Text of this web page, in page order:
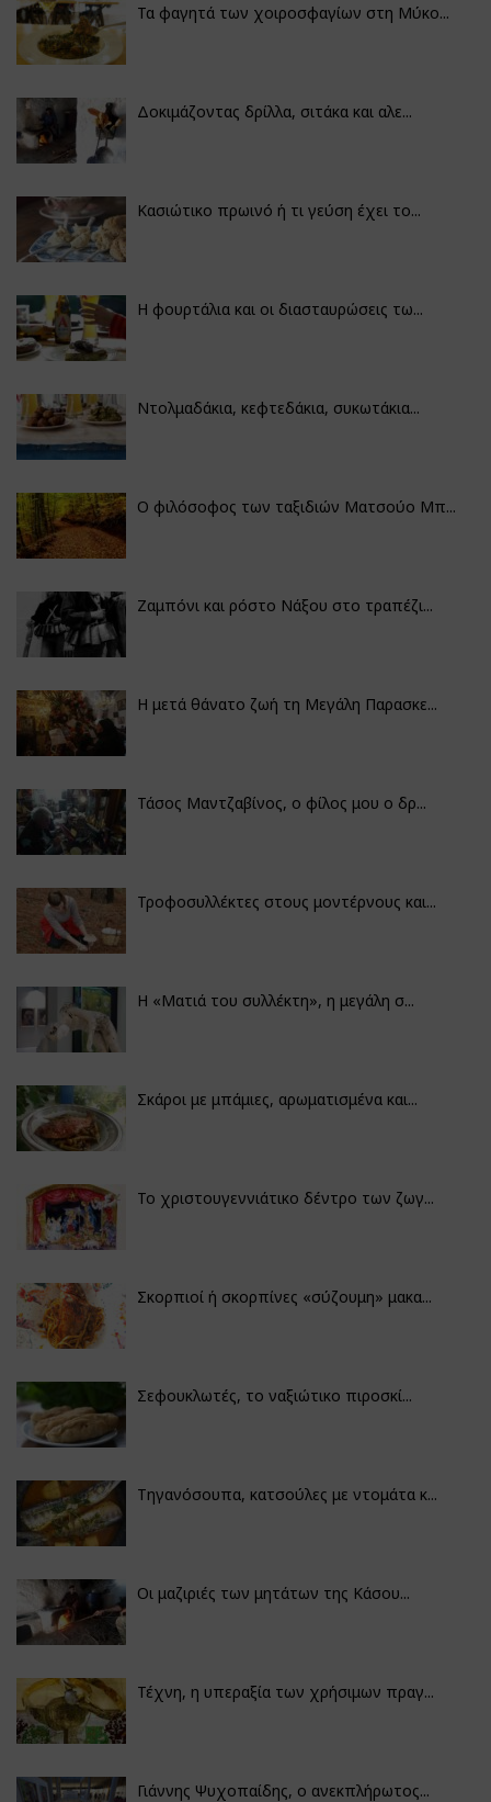
Τα φαγητά των χοιροσφαγίων στη Μύκο...
Δοκιμάζοντας δρίλλα, σιτάκα και αλε...
Κασιώτικο πρωινό ή τι γεύση έχει το...
Η φουρτάλια και οι διασταυρώσεις τω...
Ντολμαδάκια, κεφτεδάκια, συκωτάκια...
Ο φιλόσοφος των ταξιδιών Ματσούο Μπ...
Ζαμπόνι και ρόστο Νάξου στο τραπέζι...
Η μετά θάνατο ζωή τη Μεγάλη Παρασκε...
Τάσος Μαντζαβίνος, ο φίλος μου ο δρ...
Τροφοσυλλέκτες στους μοντέρνους και...
H «Ματιά του συλλέκτη», η μεγάλη σ...
Σκάροι με μπάμιες, αρωματισμένα και...
Το χριστουγεννιάτικο δέντρο των ζωγ...
Σκορπιοί ή σκορπίνες «σύζουμη» μακα...
Σεφουκλωτές, το ναξιώτικο πιροσκί...
Τηγανόσουπα, κατσούλες με ντομάτα κ...
Οι μαζιριές των μητάτων της Κάσου...
Τέχνη, η υπεραξία των χρήσιμων πραγ...
Γιάννης Ψυχοπαίδης, ο ανεκπλήρωτος...